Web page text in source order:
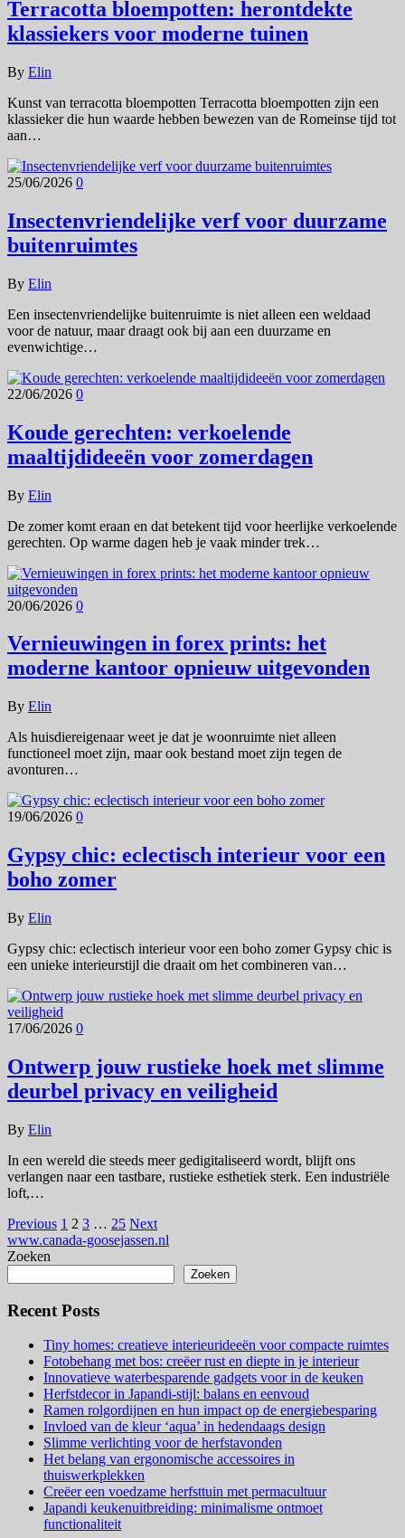
Terracotta bloempotten: herontdekte
klassiekers voor moderne tuinen
By Elin
Kunst van terracotta bloempotten Terracotta bloempotten zijn een
klassieker die hun waarde hebben bewezen van de Romeinse tijd tot
aan…
25/06/2026 0
Insectenvriendelijke verf voor duurzame
buitenruimtes
By Elin
Een insectenvriendelijke buitenruimte is niet alleen een weldaad
voor de natuur, maar draagt ook bij aan een duurzame en
evenwichtige…
22/06/2026 0
Koude gerechten: verkoelende
maaltijdideeën voor zomerdagen
By Elin
De zomer komt eraan en dat betekent tijd voor heerlijke verkoelende
gerechten. Op warme dagen heb je vaak minder trek…
20/06/2026 0
Vernieuwingen in forex prints: het
moderne kantoor opnieuw uitgevonden
By Elin
Als huisdiereigenaar weet je dat je woonruimte niet alleen
functioneel moet zijn, maar ook bestand moet zijn tegen de
avonturen…
19/06/2026 0
Gypsy chic: eclectisch interieur voor een
boho zomer
By Elin
Gypsy chic: eclectisch interieur voor een boho zomer Gypsy chic is
een unieke interieurstijl die draait om het combineren van…
17/06/2026 0
Ontwerp jouw rustieke hoek met slimme
deurbel privacy en veiligheid
By Elin
In een wereld die steeds meer gedigitaliseerd wordt, blijft ons
verlangen naar een tastbare, rustieke esthetiek sterk. Een industriële
loft,…
Posts
pagination
Previous 1 2 3 … 25 Next
www.canada-goosejassen.nl
Zoeken
Zoeken
Recent Posts
Tiny homes: creatieve interieurideeën voor compacte ruimtes
Fotobehang met bos: creëer rust en diepte in je interieur
Innovatieve waterbesparende gadgets voor in de keuken
Herfstdecor in Japandi-stijl: balans en eenvoud
Ramen rolgordijnen en hun impact op de energiebesparing
Invloed van de kleur ‘aqua’ in hedendaags design
Slimme verlichting voor de herfstavonden
Het belang van ergonomische accessoires in
thuiswerkplekken
Creëer een voedzame herfsttuin met permacultuur
Japandi keukenuitbreiding: minimalisme ontmoet
functionaliteit